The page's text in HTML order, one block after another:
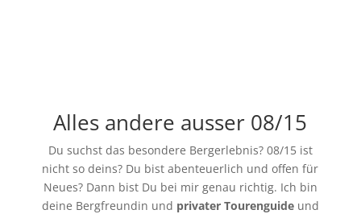
Alles andere ausser 08/15
Du suchst das besondere Bergerlebnis? 08/15 ist
nicht so deins? Du bist abenteuerlich und offen für
Neues? Dann bist Du bei mir genau richtig. Ich bin
deine Bergfreundin und privater Tourenguideund